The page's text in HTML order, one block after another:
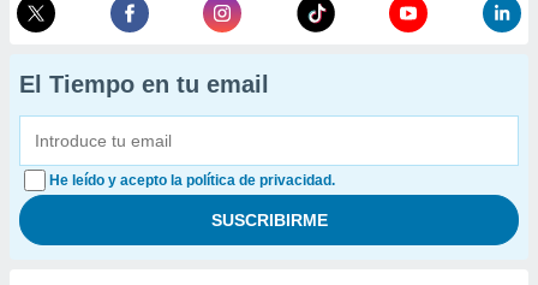
El Tiempo en tu email
He leído y acepto la política de privacidad.